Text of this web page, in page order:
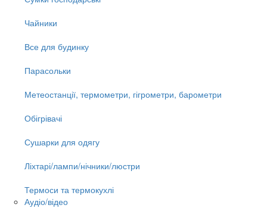
Чайники
Все для будинку
Парасольки
Метеостанції, термометри, гігрометри, барометри
Обігрівачі
Сушарки для одягу
Ліхтарі/лампи/нічники/люстри
Термоси та термокухлі
Аудіо/відео